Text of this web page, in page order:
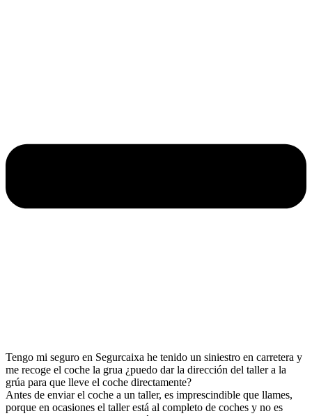
Tengo mi seguro en Segurcaixa he tenido un siniestro en carretera y
me recoge el coche la grua ¿puedo dar la dirección del taller a la
grúa para que lleve el coche directamente?
Antes de enviar el coche a un taller, es imprescindible que llames,
porque en ocasiones el taller está al completo de coches y no es